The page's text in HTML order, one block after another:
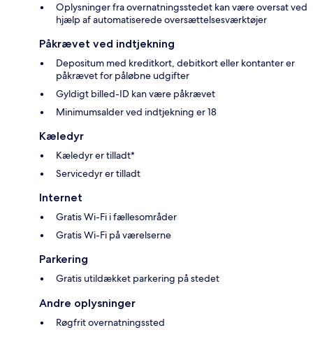
Oplysninger fra overnatningsstedet kan være oversat ved
hjælp af automatiserede oversættelsesværktøjer
Påkrævet ved indtjekning
Depositum med kreditkort, debitkort eller kontanter er
påkrævet for påløbne udgifter
Gyldigt billed-ID kan være påkrævet
Minimumsalder ved indtjekning er 18
Kæledyr
Kæledyr er tilladt*
Servicedyr er tilladt
Internet
Gratis Wi-Fi i fællesområder
Gratis Wi-Fi på værelserne
Parkering
Gratis utildækket parkering på stedet
Andre oplysninger
Røgfrit overnatningssted